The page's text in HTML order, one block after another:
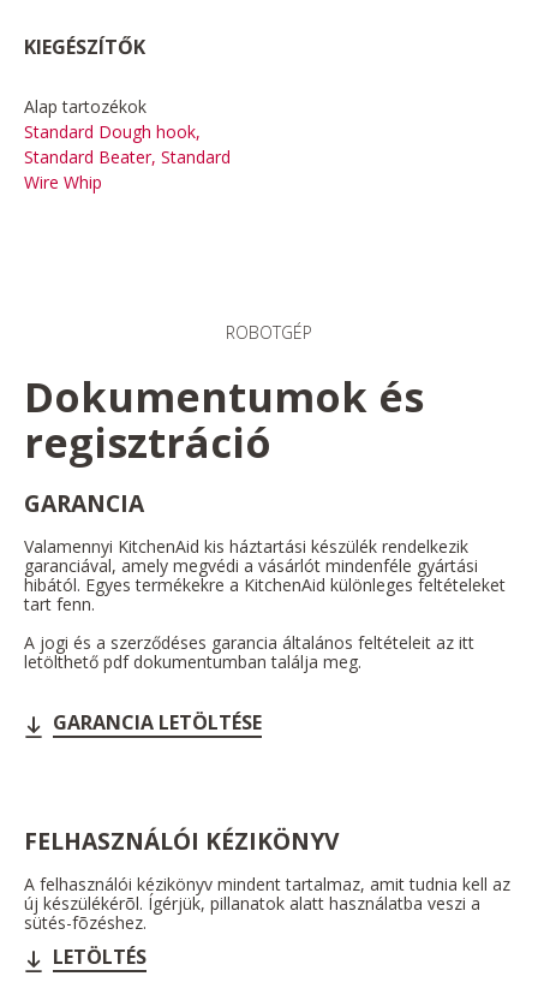
KIEGÉSZÍTŐK
Alap tartozékok
Standard Dough hook,
Standard Beater, Standard
Wire Whip
ROBOTGÉP
Dokumentumok és
regisztráció
GARANCIA
Valamennyi KitchenAid kis háztartási készülék rendelkezik
garanciával, amely megvédi a vásárlót mindenféle gyártási
hibától. Egyes termékekre a KitchenAid különleges feltételeket
tart fenn.
A jogi és a szerződéses garancia általános feltételeit az itt
letölthető pdf dokumentumban találja meg.
GARANCIA LETÖLTÉSE
FELHASZNÁLÓI KÉZIKÖNYV
A felhasználói kézikönyv mindent tartalmaz, amit tudnia kell az
új készülékérõl. Ígérjük, pillanatok alatt használatba veszi a
sütés-fõzéshez.
LETÖLTÉS